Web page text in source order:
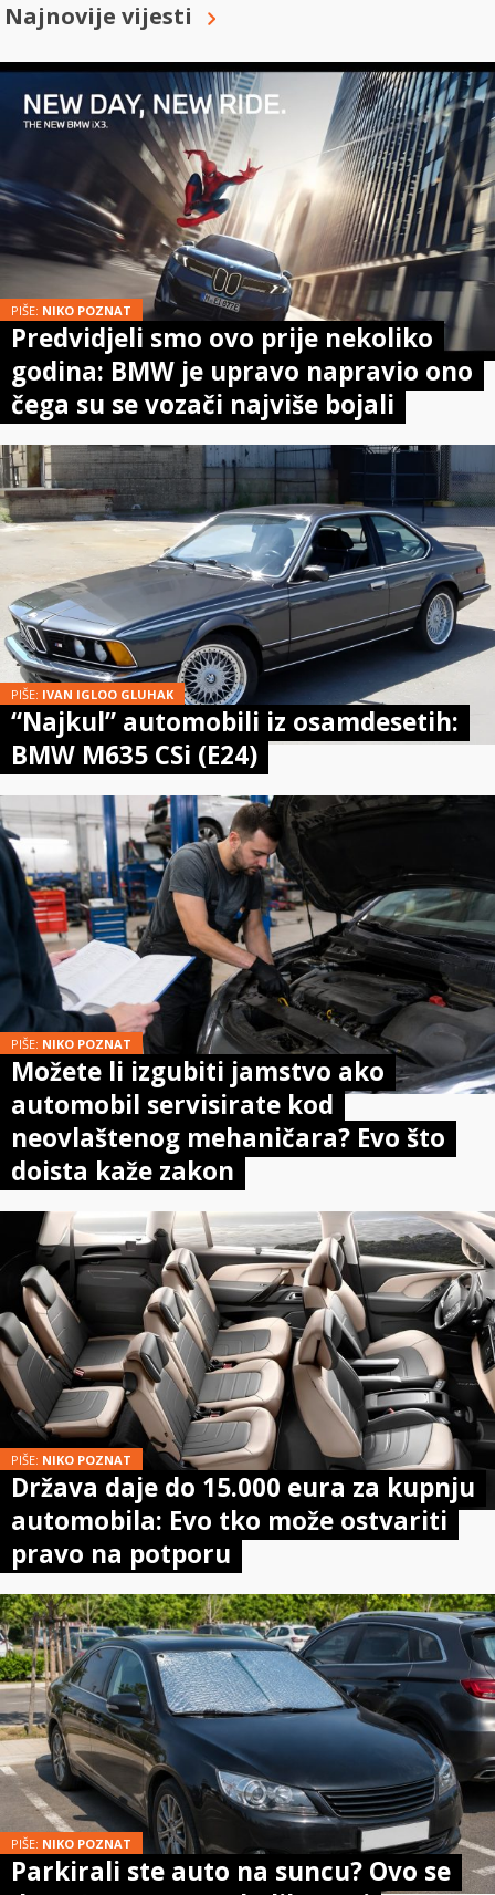
Najnovije vijesti
PIŠE: NIKO POZNAT
Predvidjeli smo ovo prije nekoliko
godina: BMW je upravo napravio ono
čega su se vozači najviše bojali
PIŠE: IVAN IGLOO GLUHAK
“Najkul” automobili iz osamdesetih:
BMW M635 CSi (E24)
PIŠE: NIKO POZNAT
Možete li izgubiti jamstvo ako
automobil servisirate kod
neovlaštenog mehaničara? Evo što
doista kaže zakon
PIŠE: NIKO POZNAT
Država daje do 15.000 eura za kupnju
automobila: Evo tko može ostvariti
pravo na potporu
PIŠE: NIKO POZNAT
Parkirali ste auto na suncu? Ovo se